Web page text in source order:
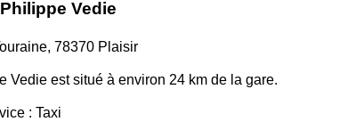
Vedie
78370 Plaisir
Vedie est situé à environ 24 km de la gare.
: Taxi